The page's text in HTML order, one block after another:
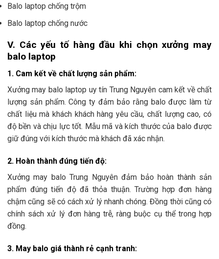
Balo laptop chống trộm
Balo laptop chống nước
V. Các yếu tố hàng đầu khi chọn xưởng may
balo laptop
1. Cam kết về chất lượng sản phẩm:
Xưởng may balo laptop uy tín Trung Nguyên cam kết về chất
lượng sản phẩm. Công ty đảm bảo rằng balo được làm từ
chất liệu mà khách khách hàng yêu cầu, chất lượng cao, có
độ bền và chịu lực tốt. Mẫu mã và kích thước của balo được
giữ đúng với kích thước mà khách đã xác nhận.
2. Hoàn thành đúng tiến độ:
Xưởng may balo Trung Nguyên đảm bảo hoàn thành sản
phẩm đúng tiến độ đã thỏa thuận. Trường hợp đơn hàng
chậm cũng sẽ có cách xử lý nhanh chóng. Đồng thời cũng có
chính sách xử lý đơn hàng trễ, ràng buộc cụ thể trong hợp
đồng.
3. May balo giá thành rẻ cạnh tranh: